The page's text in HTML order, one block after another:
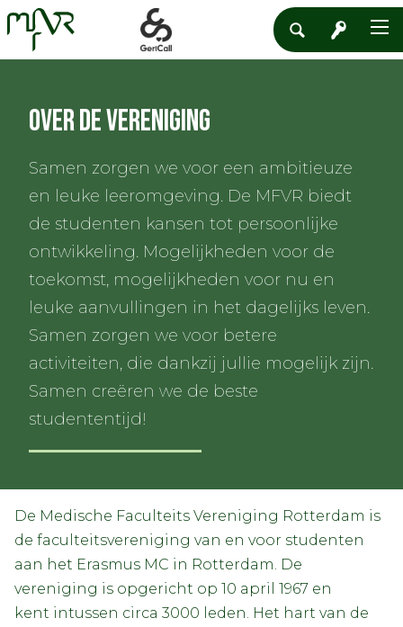
Over de Vereniging
Samen zorgen we voor een ambitieuze
en leuke leeromgeving. De MFVR biedt
de studenten kansen tot persoonlijke
ontwikkeling. Mogelijkheden voor de
toekomst, mogelijkheden voor nu en
leuke aanvullingen in het dagelijks leven.
Samen zorgen we voor betere
activiteiten, die dankzij jullie mogelijk zijn.
Samen creëren we de beste
studententijd!
De Medische Faculteits Vereniging Rotterdam is
de faculteitsvereniging van en voor studenten
aan het Erasmus MC in Rotterdam. De
vereniging is opgericht op 10 april 1967 en
kent intussen circa 3000 leden. Het hart van de